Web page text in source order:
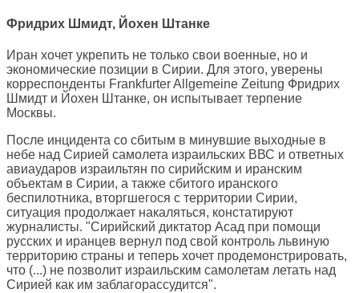
Фридрих Шмидт, Йохен Штанке
Иран хочет укрепить не только свои военные, но и
экономические позиции в Сирии. Для этого, уверены
корреспонденты Frankfurter Allgemeine Zeitung Фридрих
Шмидт и Йохен Штанке, он испытывает терпение
Москвы.
После инцидента со сбитым в минувшие выходные в
небе над Сирией самолета израильских ВВС и ответных
авиаударов израильтян по сирийским и иранским
объектам в Сирии, а также сбитого иранского
беспилотника, вторгшегося с территории Сирии,
ситуация продолжает накаляться, констатируют
журналисты. "Сирийский диктатор Асад при помощи
русских и иранцев вернул под свой контроль львиную
территорию страны и теперь хочет продемонстрировать,
что (...) не позволит израильским самолетам летать над
Сирией как им заблагорассудится".